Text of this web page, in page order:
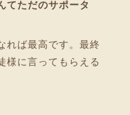
てただのサポータ
れば最高です。最終
様に言ってもらえる